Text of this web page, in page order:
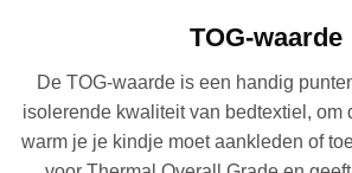
TOG-waarde
De TOG-waarde is een handig
isolerende kwaliteit van bedtextiel, om
warm je je kindje moet aankleden of